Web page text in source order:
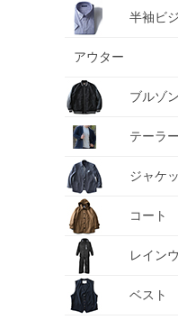
半袖ビ
アウター
ブルゾ
テーラ
ジャケ
コート
レイン
ベスト